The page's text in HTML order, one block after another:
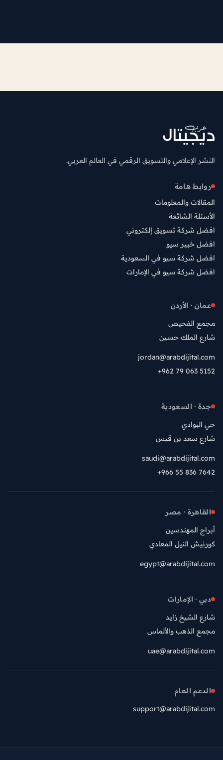
النشر الإعلامي والتسويق الرقمي في العالم العربي.
روابط هامة
المقالات والمعلومات
الأسئلة الشائعة
افضل شركة تسويق إلكتروني
افضل خبير سيو
افضل شركة سيو في السعودية
افضل شركة سيو في الإمارات
عمان · الأردن
مجمع الفحيص
شارع الملك حسين
jordan@arabdijital.com
+962 79 063 5152
جدة · السعودية
حي البوادي
شارع سعد بن قيس
saudi@arabdijital.com
+966 55 836 7642
القاهرة · مصر
أبراج المهندسين
كورنيش النيل المعادي
egypt@arabdijital.com
دبي · الإمارات
شارع الشيخ زايد
مجمع الذهب والألماس
uae@arabdijital.com
الدعم العام
support@arabdijital.com